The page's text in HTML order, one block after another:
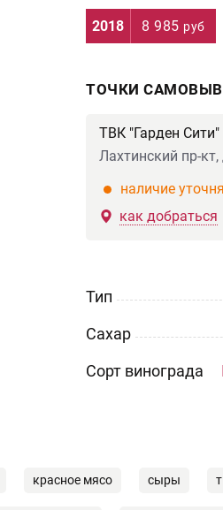
2018 8 985 руб
ТОЧКИ
ТВК "Гарден Сити"
Лахтинский пр-
наличие
как добраться
Тип
Сахар
Сорт винограда
красное мясо сыры